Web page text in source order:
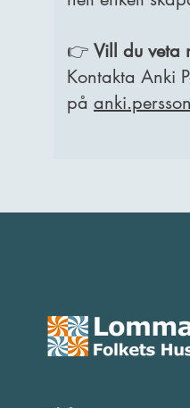
👉 Vill du veta
Kontakta Anki
på